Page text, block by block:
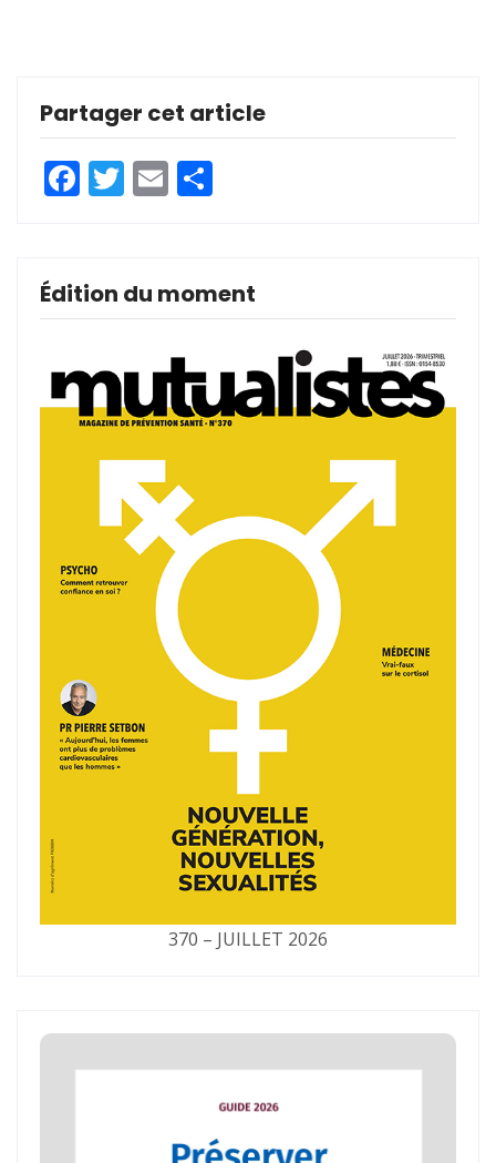
Partager cet article
Facebook
Twitter
Email
Édition du moment
370 – JUILLET 2026